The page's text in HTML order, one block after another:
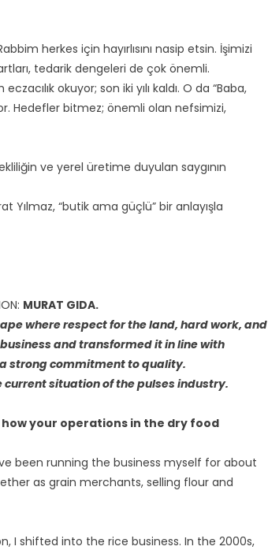
herkes için hayırlısını nasip etsin. İşimizi
tedarik dengeleri de çok önemli.
okuyor; son iki yılı kaldı. O da “Baba,
Hedefler bitmez; önemli olan nefsimizi,
ve yerel üretime duyulan saygının
Yılmaz, “butik ama güçlü” bir anlayışla
MURAT GIDA.
where respect for the land, hard work, and
and transformed it in line with
strong commitment to quality.
situation of the pulses industry.
your operations in the dry food
been running the business myself for about
as grain merchants, selling flour and
I shifted into the rice business. In the 2000s,